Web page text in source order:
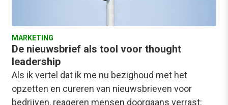
MARKETING
De nieuwsbrief als tool voor thought
leadership
Als ik vertel dat ik me nu bezighoud met het
opzetten en cureren van nieuwsbrieven voor
bedrijven, reageren mensen doorgaans verrast: